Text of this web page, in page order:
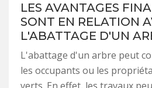
LES AVANTAGES
SONT EN RELATION
L'ABATTAGE D'UN
L'abattage d'un arbre peut
les occupants ou les